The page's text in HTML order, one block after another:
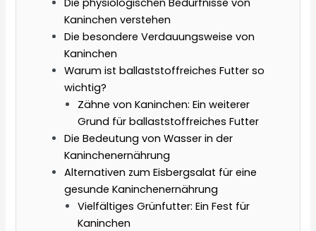
Kaninchen verstehen
Die besondere Verdauungsweise von
Kaninchen
Warum ist ballaststoffreiches Futter so
wichtig?
Zähne von Kaninchen: Ein weiterer
Grund für ballaststoffreiches Futter
Die Bedeutung von Wasser in der
Kaninchenernährung
Alternativen zum Eisbergsalat für eine
gesunde Kaninchenernährung
Vielfältiges Grünfutter: Ein Fest für
Kaninchen